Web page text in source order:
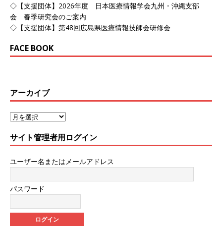
◇【支援団体】2026年度 日本医療情報学会九州・沖縄支部
会 春季研究会のご案内
◇【支援団体】第48回広島県医療情報技師会研修会
FACE BOOK
アーカイブ
サイト管理者用ログイン
ユーザー名またはメールアドレス
パスワード